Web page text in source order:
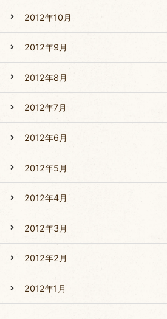
2012年10月
2012年9月
2012年8月
2012年7月
2012年6月
2012年5月
2012年4月
2012年3月
2012年2月
2012年1月